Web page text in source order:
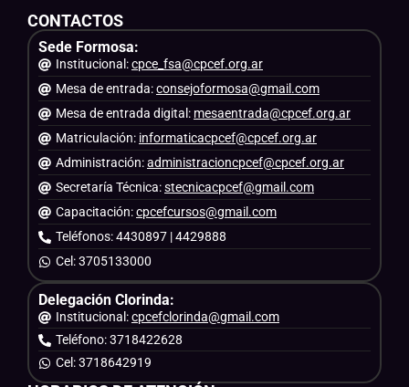
CONTACTOS
Sede Formosa:
Institucional:cpce_fsa@cpcef.org.ar
Mesa de entrada:consejoformosa@gmail.com
Mesa de entrada digital: mesaentrada@cpcef.org.ar
Matriculación: informaticacpcef@cpcef.org.ar
Administración:administracioncpcef@cpcef.org.ar
Secretaría Técnica:stecnicacpcef@gmail.com
Capacitación:cpcefcursos@gmail.com
Teléfonos: 4430897 | 4429888
Cel: 3705133000
Delegación Clorinda:
Institucional:cpcefclorinda@gmail.com
Teléfono: 3718422628
Cel: 3718642919